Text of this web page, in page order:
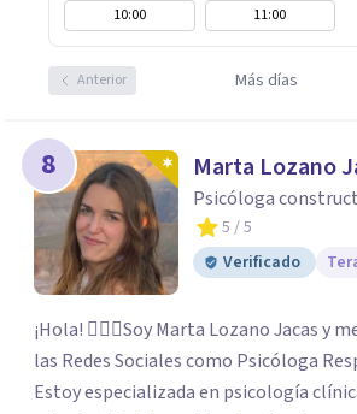
10:00
11:00
Anterior Más días
8 Marta Lozano
Psicóloga
5 / 5
Verificado
¡Hola! 🙋🏼‍♀️Soy Marta Lozano Jacas y
las Redes Sociales como Psicóloga
Estoy especializada en psicología clínica y con